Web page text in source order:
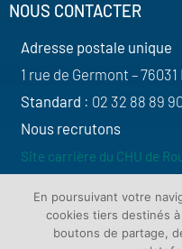
NOUS CONTACTER
Adresse postale unique
1 rue de Germont –
Standard : 02 32 88 89
Nous recrutons
Site carrière du CHU de
SUIVEZ-NOUS
En poursuivant votre
cookies tiers destinés
boutons de partage,